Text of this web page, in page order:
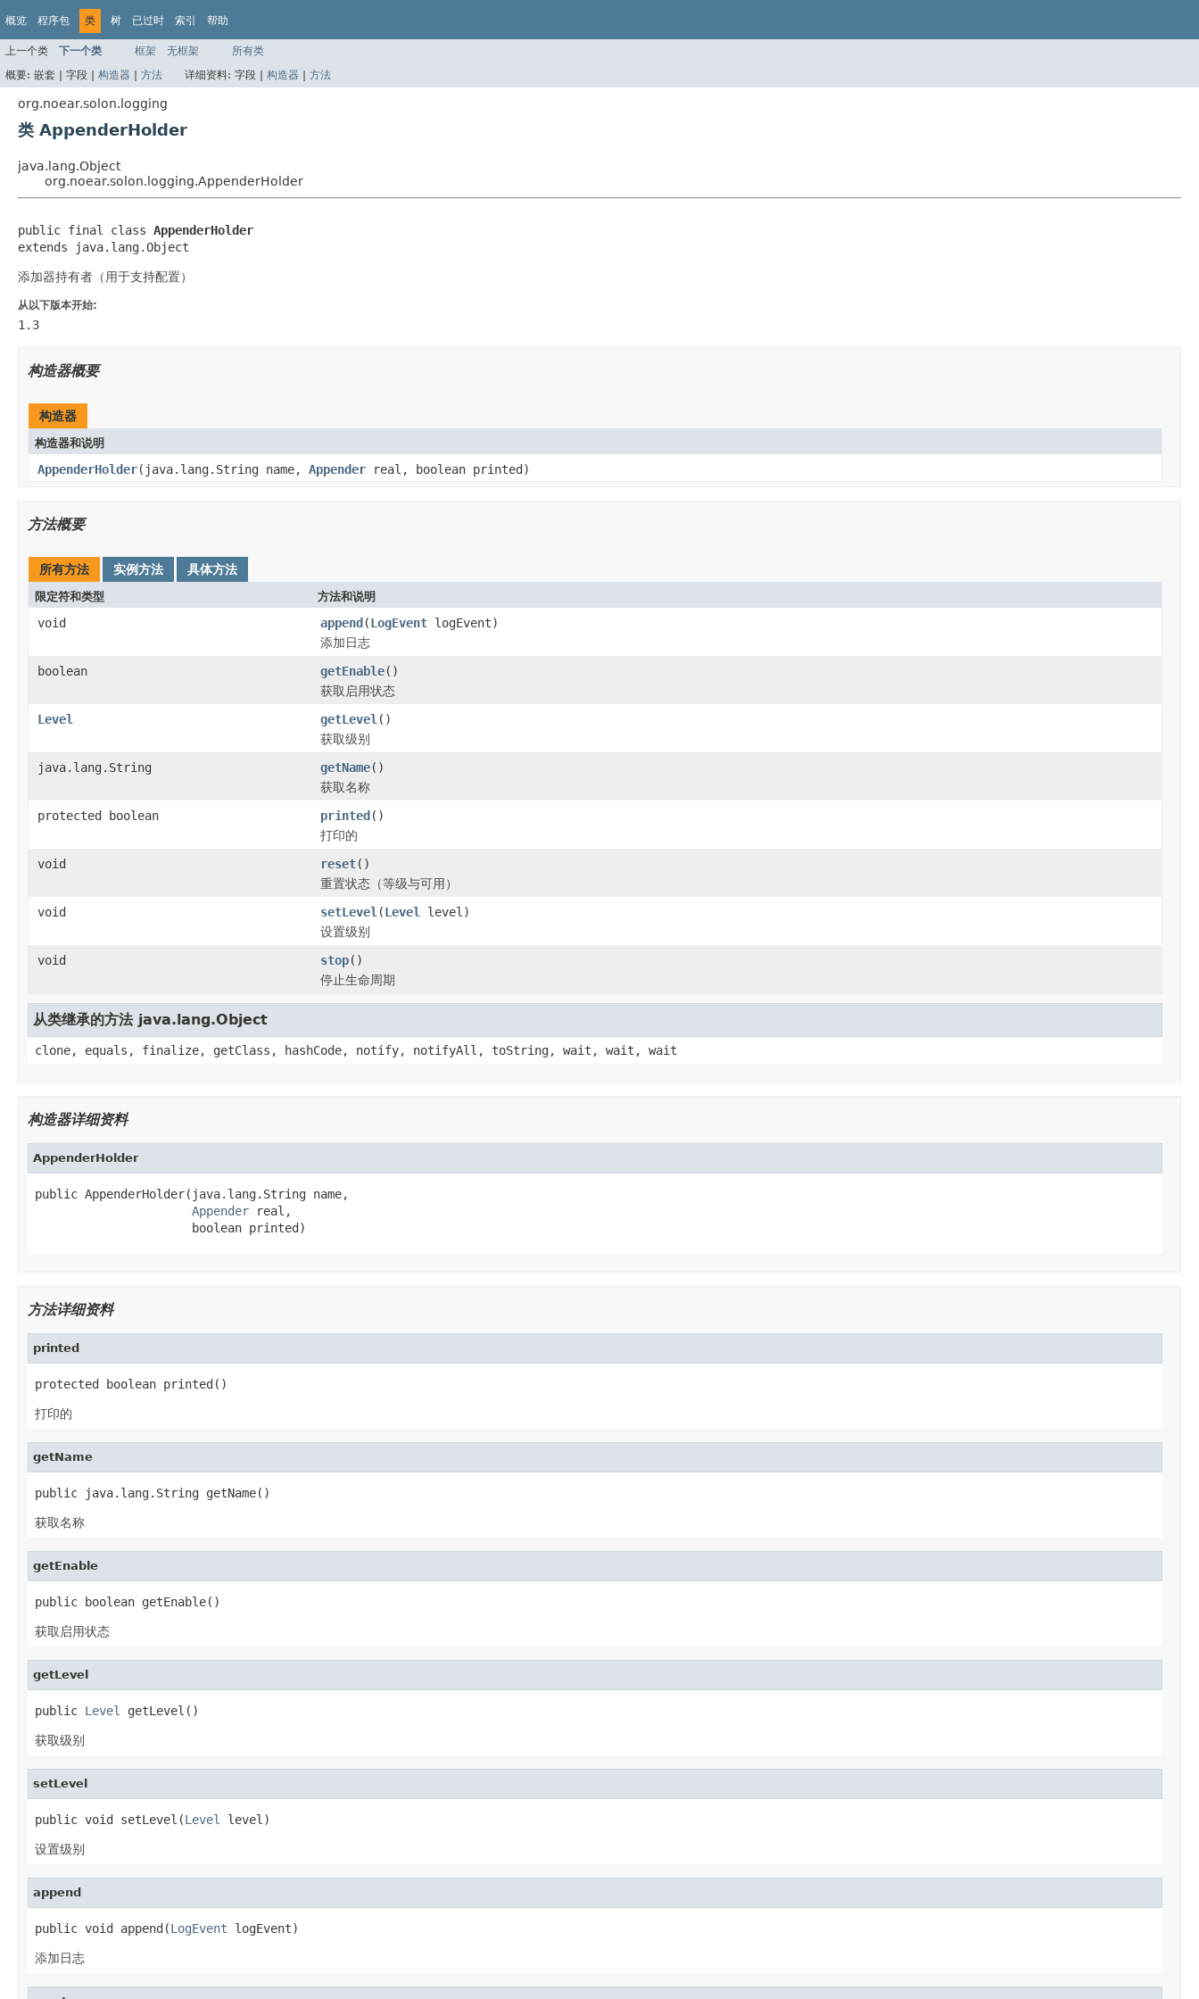
概览 程序包 类 树 已过时 索引 帮助
上一个类 下一个类 框架 无框架
所有类
概要: 嵌套 | 字段 | 构造器 | 方法 详细资料: 字段 | 构造器 | 方法
org.noear.solon.logging
类 AppenderHolder
java.lang.Object
org.noear.solon.logging.AppenderHolder
public final class AppenderHolder
extends java.lang.Object
添加器持有者（用于支持配置）
从以下版本开始:
1.3
构造器概要
构造器
构造器和说明
AppenderHolder(java.lang.String name, Appender real, boolean printed)
方法概要
所有方法 实例方法 具体方法
限定符和类型 方法和说明
void append(LogEvent logEvent)
添加日志
boolean
getEnable()
获取启用状态
Level
getLevel ()
获取级别
java.lang.String
getName()
获取名称
protected boolean
printed()
打印的
void
reset()
重置状态（等级与可用）
void
setLevel (Level
level)
设置级别
void
stop()
停止生命周期
从类继承的方法 java.lang.Object
clone, equals, finalize, getClass, hashCode, notify, notifyAll, toString, wait, wait, wait
构造器详细资料
AppenderHolder
public AppenderHolder(java.lang.String name,
Appender real,
                      boolean printed)
方法详细资料
printed
protected boolean printed()
打印的
getName
public java.lang.String getName()
获取名称
getEnable
public boolean getEnable()
获取启用状态
getLevel
public Level getLevel()
获取级别
setLevel
public void setLevel(Level level)
设置级别
append
public void append(LogEvent logEvent)
添加日志